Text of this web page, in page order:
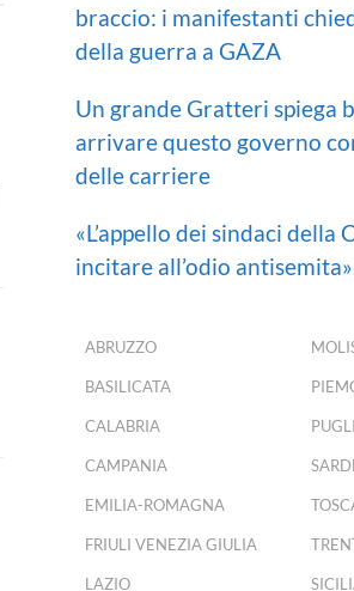
braccio: i manifestanti
della guerra a GAZA
Un grande Gratteri spiega
arrivare questo governo
delle carriere
«L’appello dei sindaci della
incitare all’odio antisemita»
ABRUZZO
BASILICATA
CALABRIA
CAMPANIA
EMILIA-ROMAGNA
FRIULI VENEZIA GIULIA
LAZIO